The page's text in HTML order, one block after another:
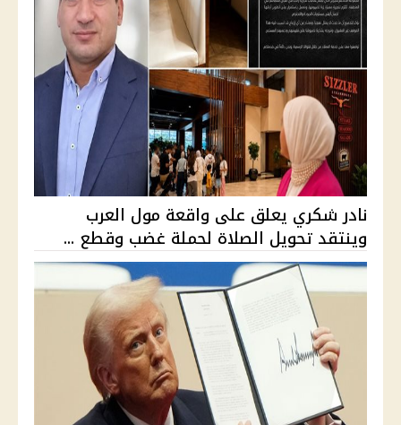
نادر شكري يعلق على واقعة مول العرب
وينتقد تحويل الصلاة لحملة غضب وقطع ...